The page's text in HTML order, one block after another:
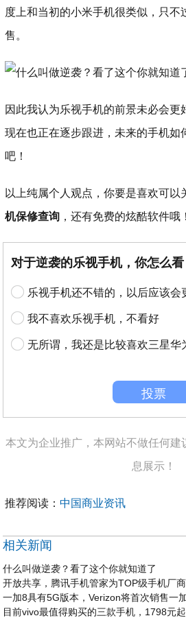
度上和当初的小米手机很类似，只不
售。
因此我认为乐视手机的前景未必会更
现在也正在逐步跟进，未来的手机如
吧！
以上纯属个人观点，你要是喜欢可以
机保修查询 ，还有免费的炫酷软件哦！
对于逆袭的乐视手机，你怎么
乐视手机还不错的，以后应该会
我不喜欢乐视手机，不看好
无所谓，我还是比较喜欢三星华
投票
本文为企业推广，本网站不做任何建
息展示！
推荐阅读：中国商业资讯
相关新闻
什么叫做逆袭？看了这个你就知道了
开放共享，腾讯手机管家为TOP级手机厂
一加8具有5G版本，Verizon将首次销售一
目前vivo最值得购买的三款手机，1798元